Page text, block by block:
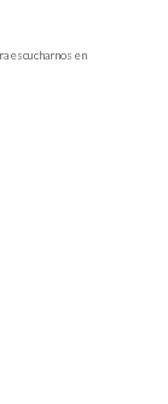
escucharnos en